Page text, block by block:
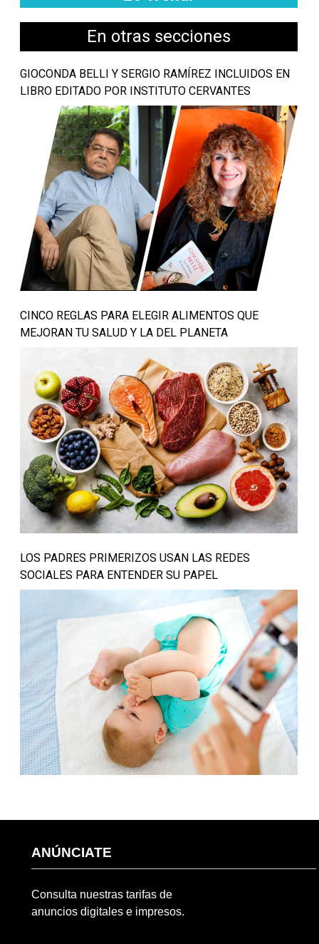
En otras secciones
GIOCONDA BELLI Y SERGIO RAMÍREZ INCLUIDOS EN
LIBRO EDITADO POR INSTITUTO CERVANTES
CINCO REGLAS PARA ELEGIR ALIMENTOS QUE
MEJORAN TU SALUD Y LA DEL PLANETA
LOS PADRES PRIMERIZOS USAN LAS REDES
SOCIALES PARA ENTENDER SU PAPEL
ANÚNCIATE
Consulta nuestras tarifas de
anuncios digitales e impresos.